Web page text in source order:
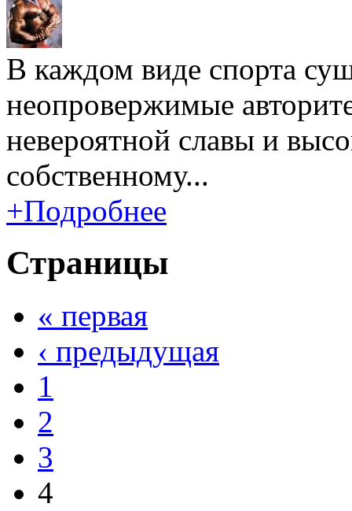
В каждом виде спорта
неопровержимые
невероятной славы и
собственному...
+Подробнее
Страницы
« первая
‹ предыдущая
1
2
3
4